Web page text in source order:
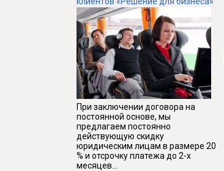
При заключении договора на
постоянной основе, мы
предлагаем постоянно
действующую скидку
юридическим лицам в размере 20
% и отсрочку платежа до 2-х
месяцев...